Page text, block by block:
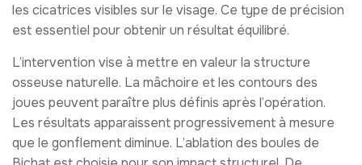
les cicatrices visibles sur le visage. Ce type de précision
est essentiel pour obtenir un résultat équilibré.
L’intervention vise à mettre en valeur la structure
osseuse naturelle. La mâchoire et les contours des
joues peuvent paraître plus définis après l’opération.
Les résultats apparaissent progressivement à mesure
que le gonflement diminue. L’ablation des boules de